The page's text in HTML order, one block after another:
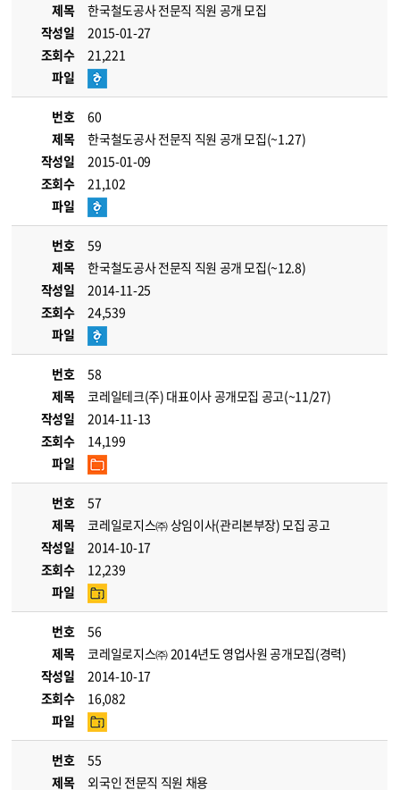
제목
한국철도공사 전문직 직원 공개 모집
작성일
2015-01-27
조회수
21,221
파일
번호
60
제목
한국철도공사 전문직 직원 공개 모집(~1.27)
작성일
2015-01-09
조회수
21,102
파일
번호
59
제목
한국철도공사 전문직 직원 공개 모집(~12.8)
작성일
2014-11-25
조회수
24,539
파일
번호
58
제목
코레일테크(주) 대표이사 공개모집 공고(~11/27)
작성일
2014-11-13
조회수
14,199
파일
번호
57
제목
코레일로지스㈜ 상임이사(관리본부장) 모집 공고
작성일
2014-10-17
조회수
12,239
파일
번호
56
제목
코레일로지스㈜ 2014년도 영업사원 공개모집(경력)
작성일
2014-10-17
조회수
16,082
파일
번호
55
제목
외국인 전문직 직원 채용